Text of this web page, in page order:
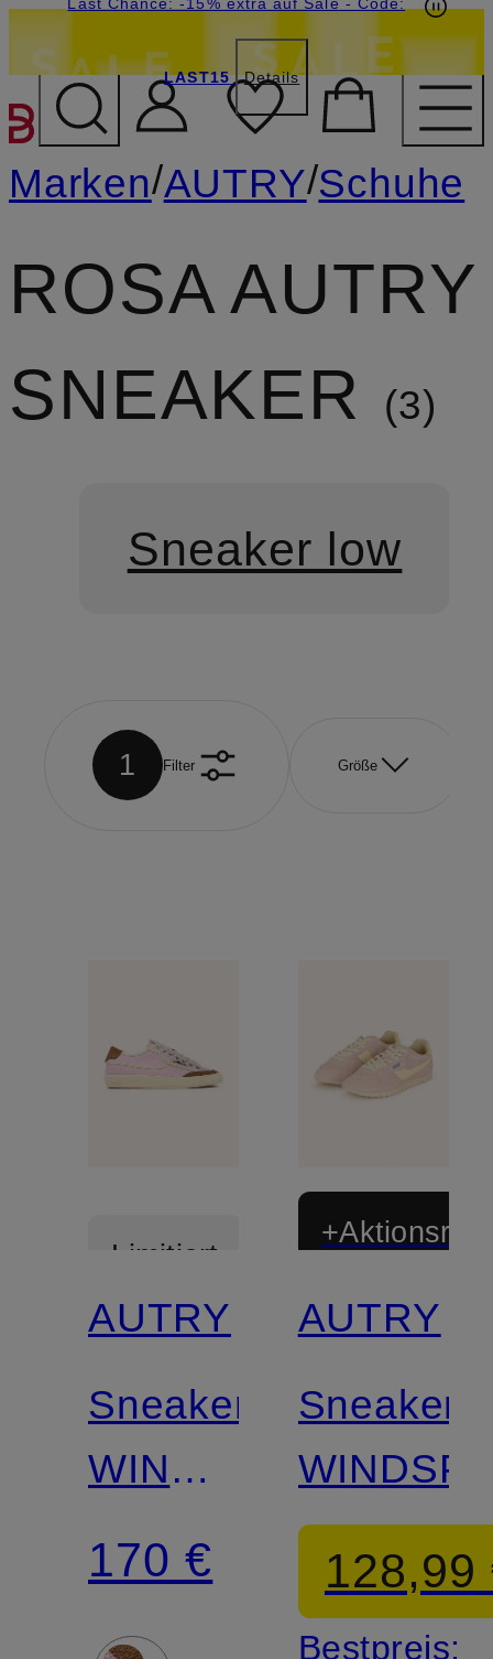
ZUM HAUPTINHALT
LAST15 Details
Marken/AUTRY/Schuhe
ROSA AUTRY
SNEAKER
3
Sneaker low
1 Filter Größe
Limitiert
AUTRY
Sneaker
WINDSCAPE
LOW
170 €
Limitiert
AUTRY
Sneaker
128,99
Bestpreis: